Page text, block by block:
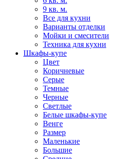
9 кв. м.
Все для кухни
Варианты отделки
Мойки и смесители
Техника для кухни
Шкафы-купе
Цвет
Коричневые
Серые
Темные
Черные
Светлые
Белые шкафы-купе
Венге
Размер
Маленькие
Большие